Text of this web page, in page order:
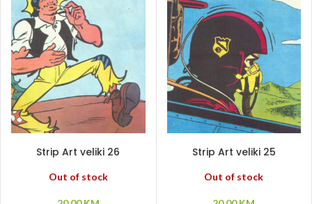
Strip Art veliki 26
Out of stock
Strip Art veliki 25
Out of stock